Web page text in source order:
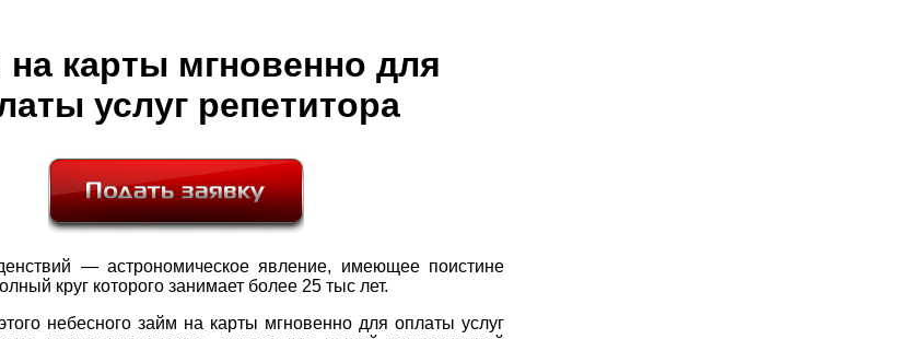
карты мгновенно для
услуг репетитора
— астрономическое явление, имеющее поистине
круг которого занимает более 25 тыс лет.
небесного займ на карты мгновенно для оплаты услуг